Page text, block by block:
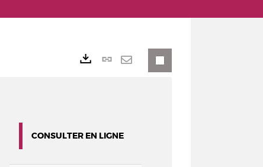
Lien
CONSULTER EN LIGNE